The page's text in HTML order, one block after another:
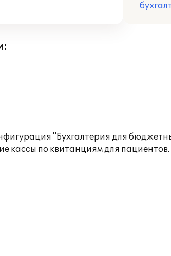
"Бухгалтерия для
кассы по квитанциям для